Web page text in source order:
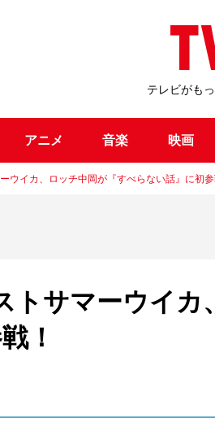
テレビがも
アニメ 音楽 映画
ウイカ、ロッチ中岡が『すべらない話』に初参
トサマーウイカ
！